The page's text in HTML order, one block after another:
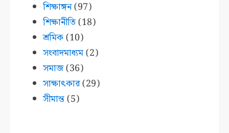
শিক্ষাঙ্গন(97)
শিক্ষানীতি(18)
শ্রমিক(10)
সংবাদমাধ্যম(2)
সমাজ(36)
সাক্ষাৎকার(29)
সীমান্ত(5)